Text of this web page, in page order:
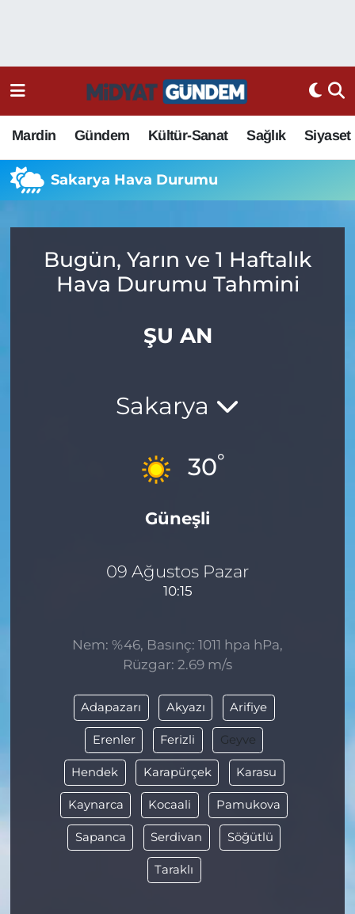
Mardin Gündem Kültür-Sanat Sağlık Siyaset
Sakarya Hava Durumu
Bugün, Yarın ve 1 Haftalık
Hava Durumu Tahmini
ŞU AN
Sakarya
30°
Güneşli
09 Ağustos Pazar
10:15
Nem: %46, Basınç: 1011 hpa hPa,
Rüzgar: 2.69 m/s
Adapazarı Akyazı Arifiye
Erenler Ferizli Geyve
Hendek Karapürçek Karasu
Kaynarca Kocaali Pamukova
Sapanca Serdivan Söğütlü
Taraklı